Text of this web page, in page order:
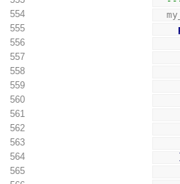
554
555
556
557
558
559
560
561
562
563
564
565